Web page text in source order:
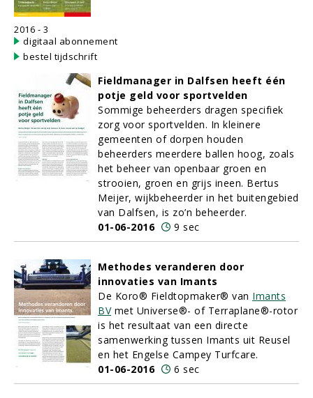
2016 - 3
digitaal abonnement
bestel tijdschrift
Fieldmanager in Dalfsen heeft één
potje geld voor sportvelden
Sommige beheerders dragen specifiek
zorg voor sportvelden. In kleinere
gemeenten of dorpen houden
beheerders meerdere ballen hoog, zoals
het beheer van openbaar groen en
strooien, groen en grijs ineen. Bertus
Meijer, wijkbeheerder in het buitengebied
van Dalfsen, is zo’n beheerder.
01-06-2016
9 sec
Methodes veranderen door
innovaties van Imants
De Koro® Fieldtopmaker® van Imants
BVmet Universe®- of Terraplane®-rotor
is het resultaat van een directe
samenwerking tussen Imants uit Reusel
en het Engelse Campey Turfcare.
01-06-2016
6 sec